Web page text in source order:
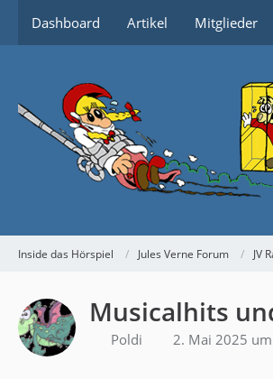
Dashboard Artikel Mitglieder
Inside das Hörspiel Jules Verne Forum JV
Musicalhits
Poldi 2. Mai 2025